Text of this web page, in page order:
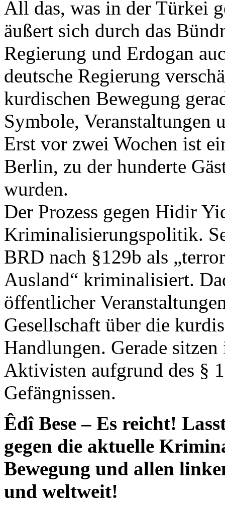
All das, was in der Türkei
äußert sich durch das
Regierung und Erdogan
deutsche Regierung
kurdischen Bewegung
Symbole,
Erst vor zwei Wochen ist
Berlin, zu der hunderte
wurden.
Der Prozess gegen Hidir
Kriminalisierungspolitik.
BRD nach §129b als
Ausland“ kriminalisiert.
öffentlicher
Gesellschaft über die
Handlungen. Gerade
Aktivisten aufgrund des §
Gefängnissen.
Êdî Bese – Es reicht!
gegen die aktuelle
Bewegung und allen
und weltweit!